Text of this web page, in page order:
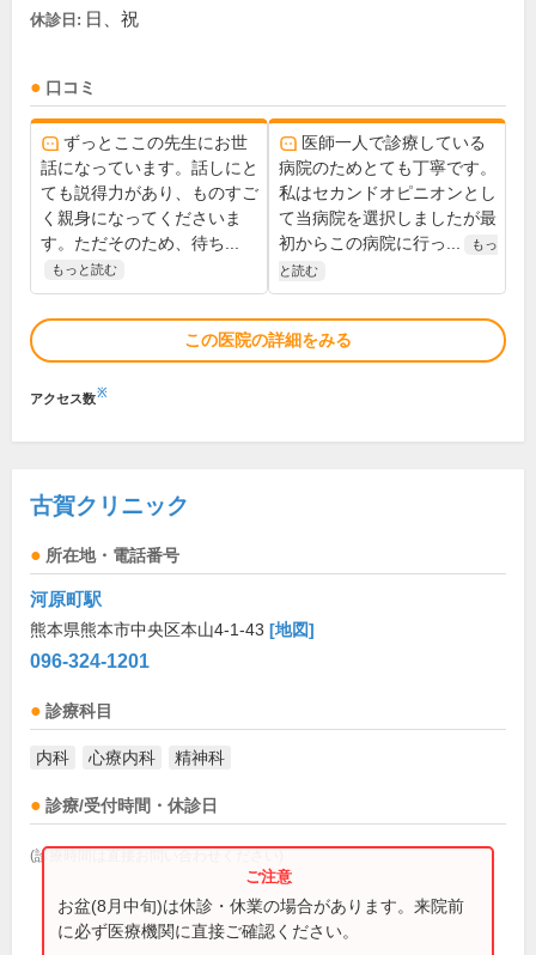
休診日: 日、祝
口コミ
ずっとここの先生にお世
話になっています。話しにと
ても説得力があり、ものすご
く親身になってくださいま
す。ただそのため、待ち...
もっと読む
医師一人で診療している
病院のためとても丁寧です。
私はセカンドオピニオンとし
て当病院を選択しましたが最
初からこの病院に行っ...
もっ
と読む
この医院の詳細をみる
アクセス数※
古賀クリニック
所在地・電話番号
河原町駅
熊本県熊本市中央区本山4-1-43 [地図]
096-324-1201
診療科目
内科 心療内科 精神科
診療/受付時間・休診日
(診療時間は直接お問い合わせください)
お盆(8月中旬)は休診・休業の場合があります。来院前
に必ず医療機関に直接ご確認ください。